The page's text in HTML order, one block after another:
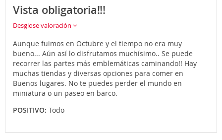
Vista obligatoria!!!
Desglose valoración
Aunque fuimos en Octubre y el tiempo no era muy
bueno... Aún así lo disfrutamos muchísimo.. Se puede
recorrer las partes más emblemáticas caminando!! Hay
muchas tiendas y diversas opciones para comer en
Buenos lugares. No te puedes perder el mundo en
miniatura o un paseo en barco.
POSITIVO: Todo